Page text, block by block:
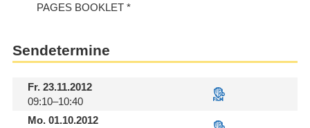
PAGES BOOKLET
Sendetermine
Fr.23.11.2012
09:10–10:40
Mo.01.10.2012